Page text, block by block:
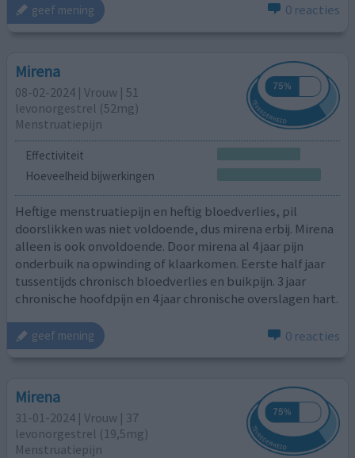
geef mening 0 reacties
Mirena
08-02-2024 | Vrouw | 51
levonorgestrel (52mg)
Menstruatiepijn
Effectiviteit
Hoeveelheid bijwerkingen
Heftige menstruatiepijn en heftig bloedverlies, pil
doorslikken was niet voldoende, dus mirena erbij. Mirena
alleen is ook onvoldoende. Door mirena al 4 jaar pijn
onderbuik na opwinding of klaarkomen. Eerste half jaar
tussentijds chronisch bloedverlies en buikpijn. 3 jaar
chronische hoofdpijn en 4 jaar chronische overslagen hart.
geef mening 0 reacties
Mirena
31-01-2024 | Vrouw | 37
levonorgestrel (19,5mg)
Menstruatiepijn